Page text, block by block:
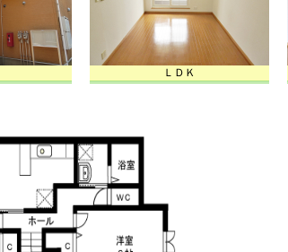
ＬＤＫ